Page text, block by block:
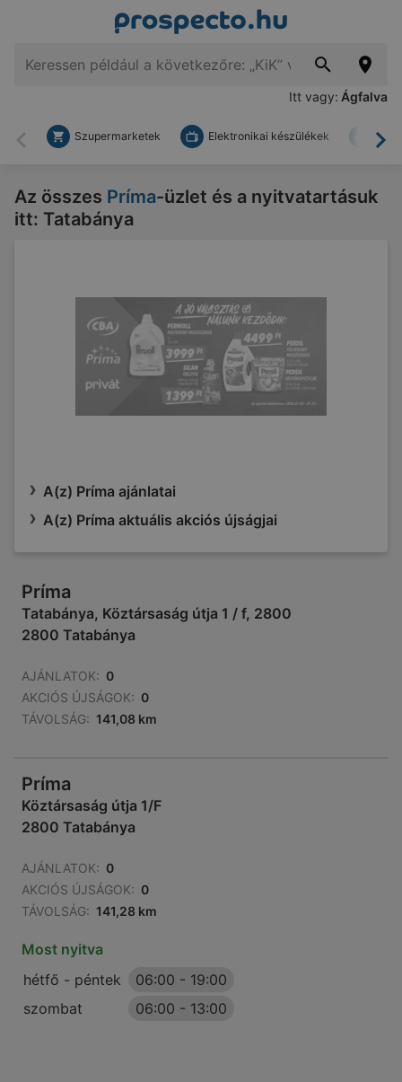
Itt vagy: Ágfalva
Vissza
Szupermarketek Elektronikai készülékek
Az összes Príma-üzlet és a nyitvatartásuk
itt: Tatabánya
A(z) Príma ajánlatai
A(z) Príma aktuális akciós újságjai
Príma
Tatabánya, Köztársaság útja 1 / f, 2800
2800 Tatabánya
AJÁNLATOK: 0
AKCIÓS ÚJSÁGOK: 0
TÁVOLSÁG: 141,08 km
Príma
Köztársaság útja 1/F
2800 Tatabánya
AJÁNLATOK: 0
AKCIÓS ÚJSÁGOK: 0
TÁVOLSÁG: 141,28 km
Most nyitva
hétfő - péntek
06:00 - 19:00
szombat
06:00 - 13:00